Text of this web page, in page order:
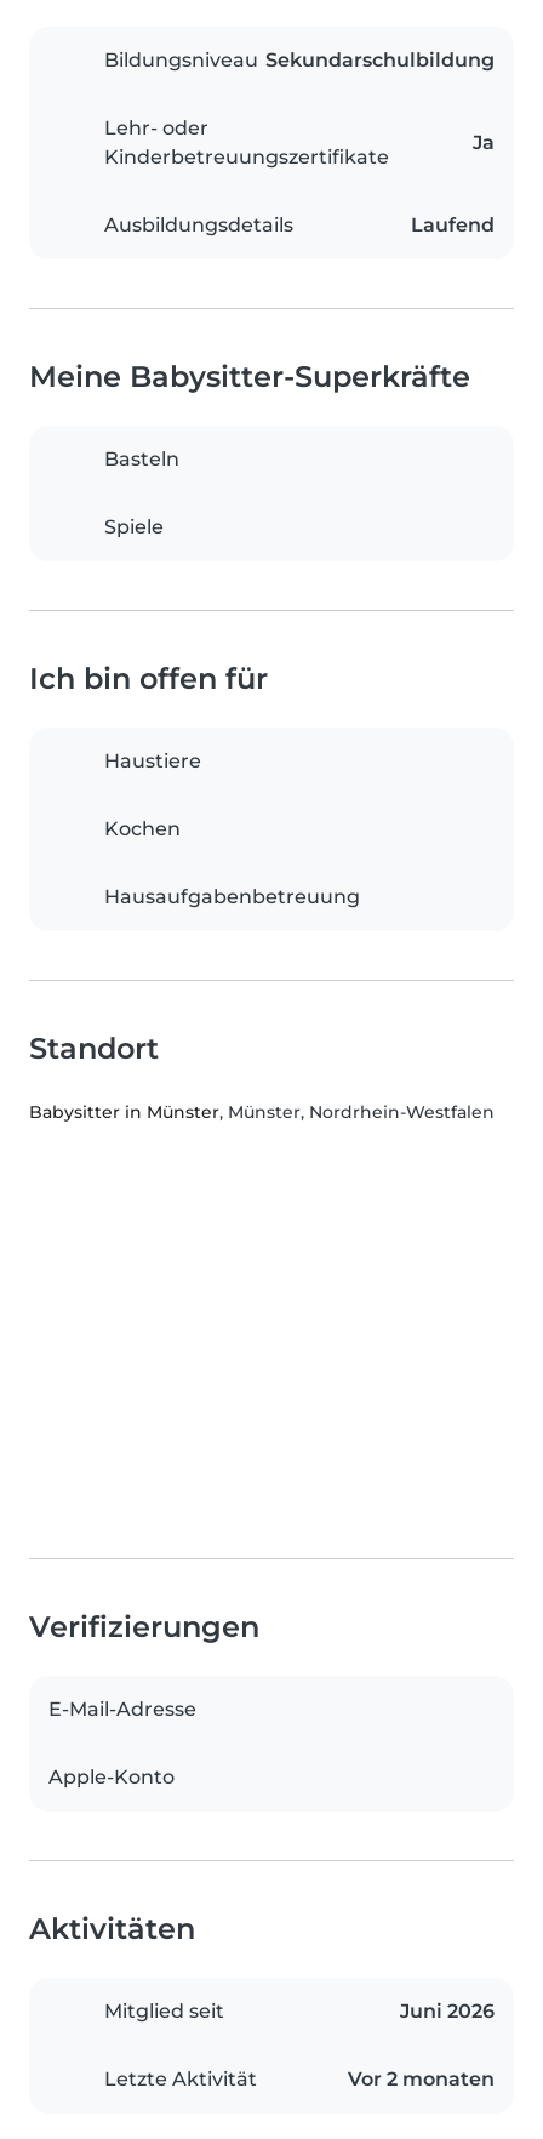
Bildungsniveau Sekundarschulbildung
Lehr- oder
Kinderbetreuungszertifikate
Ja
Ausbildungsdetails Laufend
Meine Babysitter-Superkräfte
Basteln
Spiele
Ich bin offen für
Haustiere
Kochen
Hausaufgabenbetreuung
Standort
Babysitter in Münster, Münster, Nordrhein-Westfalen
Verifizierungen
E-Mail-Adresse
Apple-Konto
Aktivitäten
Mitglied seit Juni 2026
Letzte Aktivität Vor 2 monaten